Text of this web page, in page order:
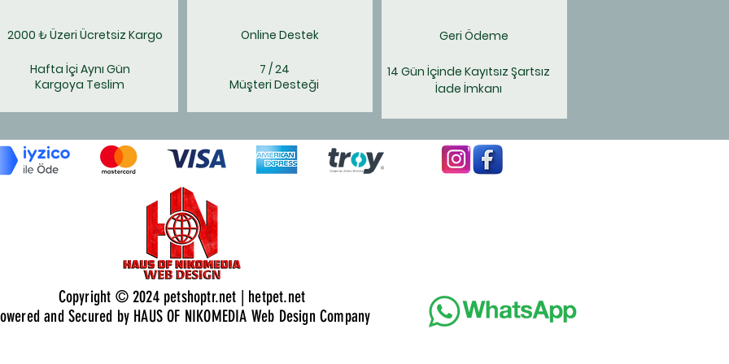
İçindekiler ve Analiz Değerleri
Wooc, dostunuzun sağlığını riske
atmayan temiz ve şeffaf bir içeriğe
sahiptir:
kurdu/kara asker sineği larvası
türevleri), bitkisel yan ürünler,
Günlük Beslenme Tavsiyesi
Wooc Böcekli Protein Munchy, her
2000 ₺ Üzeri Ücretsiz Kargo
Hafta İçi Aynı Gün
Kargoya Teslim
Online Destek
7 / 24
Müşteri Desteği
Geri Ödeme
14 Gün İçinde Kayıtsız Şartsız
İade İmkanı
Copyright © 2024 petshoptr.net | hetpet.net
and Secured by HAUS OF NIKOMEDIA Web Design Company